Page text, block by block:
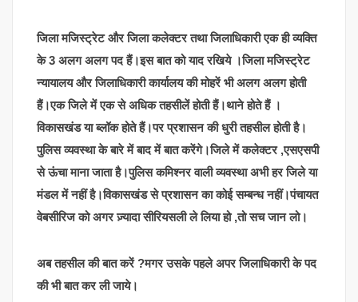
जिला मजिस्ट्रेट और जिला कलेक्टर तथा जिलाधिकारी एक ही व्यक्ति
के 3 अलग अलग पद हैं।इस बात को याद रखिये ।जिला मजिस्ट्रेट
न्यायालय और जिलाधिकारी कार्यालय की मोहरें भी अलग अलग होती
हैं।एक जिले में एक से अधिक तहसीलें होती हैं।थाने होते हैं ।
विकासखंड या ब्लॉक होते हैं।पर प्रशासन की धुरी तहसील होती है।
पुलिस व्यवस्था के बारे में बाद में बात करेंगे।जिले में कलेक्टर ,एसएसपी
से ऊंचा माना जाता है।पुलिस कमिश्नर वाली व्यवस्था अभी हर जिले या
मंडल में नहीं है।विकासखंड से प्रशासन का कोई सम्बन्ध नहीं।पंचायत
वेबसीरिज को अगर ज़्यादा सीरियसली ले लिया हो ,तो सच जान लो।
अब तहसील की बात करें ?मगर उसके पहले अपर जिलाधिकारी के पद
की भी बात कर ली जाये।